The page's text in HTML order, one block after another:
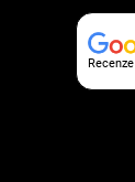
Recenze